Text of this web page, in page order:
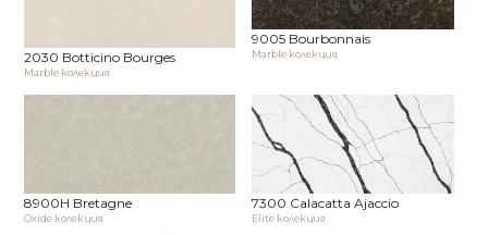
2030 Botticino Bourges
Marble колекция
9005 Bourbonnais
Marble колекция
8900H Bretagne
Oxide колекция
7300 Calacatta Ajaccio
Elite колекция